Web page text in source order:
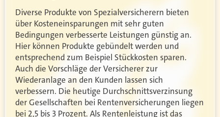
Diverse Produkte von Spezialversicherern bieten
über Kosteneinsparungen mit sehr guten
Bedingungen verbesserte Leistungen günstig an.
Hier können Produkte gebündelt werden und
entsprechend zum Beispiel Stückkosten sparen.
Auch die Vorschläge der Versicherer zur
Wiederanlage an den Kunden lassen sich
verbessern. Die heutige Durchschnittsverzinsung
der Gesellschaften bei Rentenversicherungen liegen
bei 2,5 bis 3 Prozent. Als Rentenleistung ist das